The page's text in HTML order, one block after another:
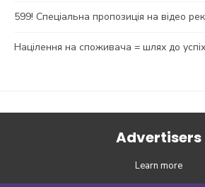
599! Спеціальна пропозиція на відео
Націлення на споживача = шлях до
Advertisers
Learn more